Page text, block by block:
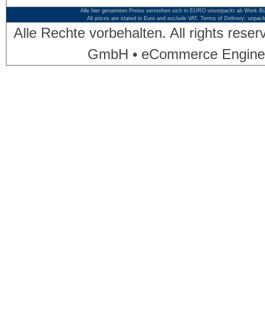
Alle hier genannten Preise verstehen sich in EURO unverpackt ab Werk
All prices are stated in Euro and exclude VAT. Terms of Delivery:
Alle Rechte vorbehalten. All rights
GmbH • eCommerce